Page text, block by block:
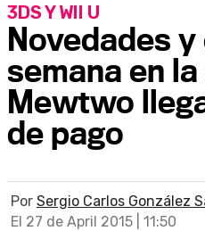
Novedades
semana en
Mewtwo
de pago
3DS Y WII U
Por Sergio Carlos González
El 27 de April 2015 | 11:50